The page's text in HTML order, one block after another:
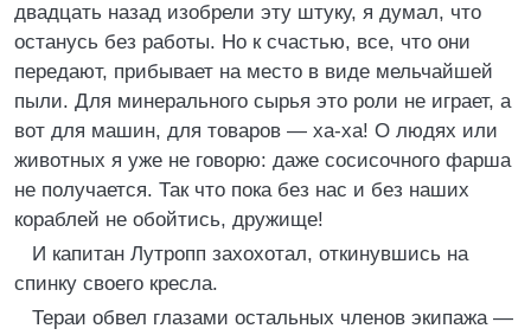
двадцать назад изобрели эту штуку, я думал, что
останусь без работы. Но к счастью, все, что они
передают, прибывает на место в виде мельчайшей
пыли. Для минерального сырья это роли не играет, а
вот для машин, для товаров — ха-ха! О людях или
животных я уже не говорю: даже сосисочного фарша
не получается. Так что пока без нас и без наших
кораблей не обойтись, дружище!
И капитан Лутропп захохотал, откинувшись на
спинку своего кресла.
Тераи обвел глазами остальных членов экипажа —